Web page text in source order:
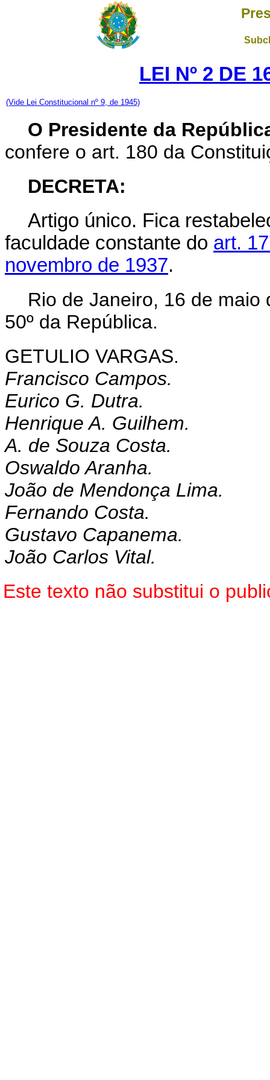
LEI Nº 2 DE
(Vide Lei Constitucional nº 9, de 1945)
O Presidente da
confere o art. 180 da
DECRETA:
Artigo único. Fica
faculdade constante do art.
novembro de 1937.
Rio de Janeiro, 16 de maio
50º da República.
GETULIO VARGAS.
Francisco Campos.
Eurico G. Dutra.
Henrique A. Guilhem.
A. de Souza Costa.
Oswaldo Aranha.
João de Mendonça Lima.
Fernando Costa.
Gustavo Capanema.
João Carlos Vital.
Este texto não substitui o